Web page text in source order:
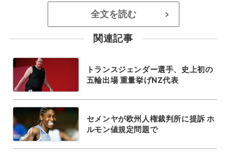
全文を読む >
関連記事
トランスジェンダー選手、史上初の
五輪出場 重量挙げNZ代表
セメンヤが欧州人権裁判所に提訴 ホ
ルモン値規定問題で